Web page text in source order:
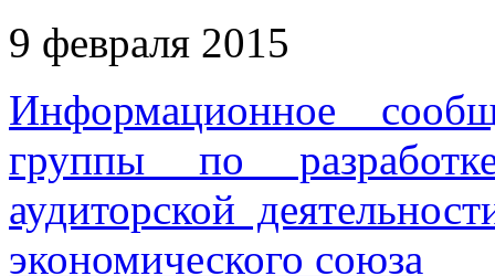
9 февраля 2015
Информационное
группы по
аудиторской
экономического союза